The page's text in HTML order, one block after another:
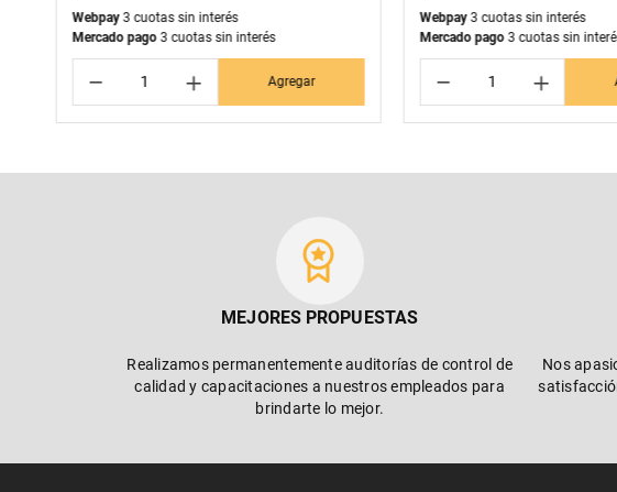
Webpay3 cuotas sin interés
Mercado pago3 cuotas sin interés
＋
－ Agregar
Webpay3 cuotas sin interés
Mercado pago3 cuotas sin
＋
－
MEJORES PROPUESTAS
Realizamos permanentemente auditorías de control de
calidad y capacitaciones a nuestros empleados para
brindarte lo mejor.
Nos